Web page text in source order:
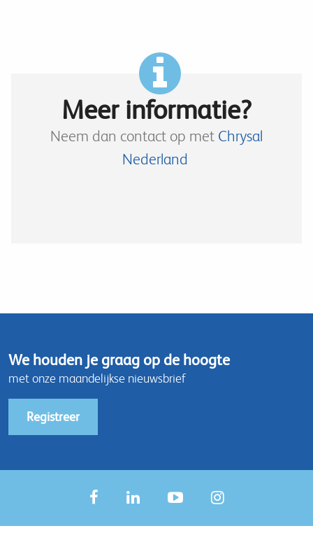
Meer informatie?
Neem dan contact op met Chrysal
Nederland
We houden je graag op de hoogte
met onze maandelijkse nieuwsbrief
Registreer